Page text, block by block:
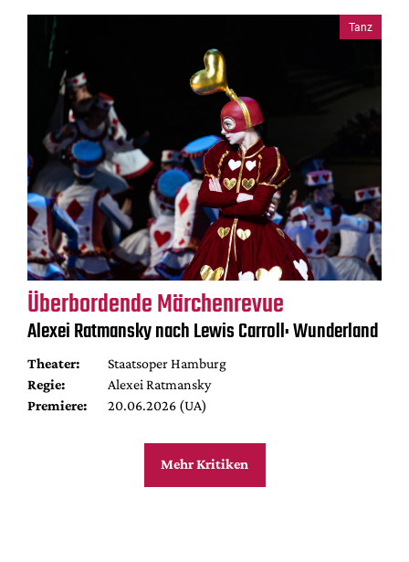
Tanz
Überbordende Märchenrevue
Alexei Ratmansky nach Lewis Carroll: Wunderland
Theater:
Staatsoper Hamburg
Regie:
Alexei Ratmansky
Premiere:
20.06.2026 (UA)
Mehr Kritiken